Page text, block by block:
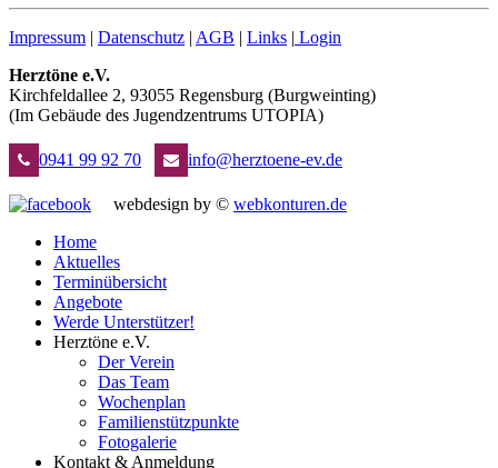
Impressum | Datenschutz | AGB | Links | Login
Herztöne e.V.
Kirchfeldallee 2, 93055 Regensburg (Burgweinting)
(Im Gebäude des Jugendzentrums UTOPIA)
0941 99 92 70 info@herztoene-ev.de
webdesign by © webkonturen.de
Home
Aktuelles
Terminübersicht
Angebote
Werde Unterstützer!
Herztöne e.V.
Der Verein
Das Team
Wochenplan
Familienstützpunkte
Fotogalerie
Kontakt & Anmeldung